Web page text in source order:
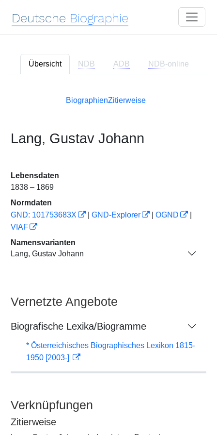
Deutsche Biographie
Übersicht NDB ADB NDB-online
BiographienZitierweise
Lang, Gustav Johann
Lebensdaten
1838 – 1869
Normdaten
GND: 101753683X
GND-Explorer OGND
VIAF
Namensvarianten
Lang, Gustav Johann
Vernetzte Angebote
Biografische Lexika/Biogramme
* Österreichisches Biographisches Lexikon 1815-
1950 [2003-]
Verknüpfungen
Zitierweise